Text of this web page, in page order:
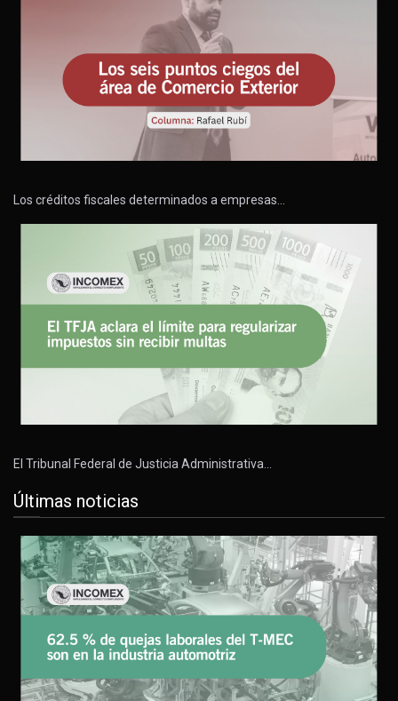
Los créditos fiscales determinados a empresas…
El Tribunal Federal de Justicia Administrativa…
Últimas noticias